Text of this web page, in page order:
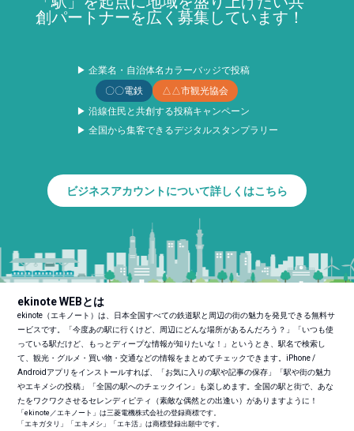
創パートナーを広く募集しています！
▶ 企業名・自治体名カラーバッジで投稿
〇〇電鉄
△△市観光協会
▶ 沿線住民と共創する投稿キャンペーン
▶ 全国から集客できるデジタルスタンプラリー
ビジネスアカウントについて詳しくはこちら
ekinote WEBとは
ekinote（エキノート）は、日本全国すべての鉄道駅と周辺の街の魅力を発見できる無料サ
ービスです。「今度あの駅に行くけど、周辺にどんな場所があるんだろう？」「いつも使
っている駅だけど、もっとディープな情報が知りたいな！」というとき、駅名で検索し
て、観光・グルメ・買い物・交通などの情報をまとめてチェックできます。iPhone /
Androidアプリをインストールすれば、「お気に入りの駅や記事の保存」「駅や街の魅力
やエキメシの投稿」「全国の駅へのチェックイン」も楽しめます。全国の駅と街で、あな
たをワクワクさせるセレンディピティ（素敵な偶然との出逢い）がありますように！
「ekinote／エキノート」は三菱電機株式会社の登録商標です。
「エキガタリ」「エキメシ」「エキ活」は商標登録出願中です。